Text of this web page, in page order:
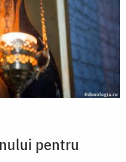
pentru